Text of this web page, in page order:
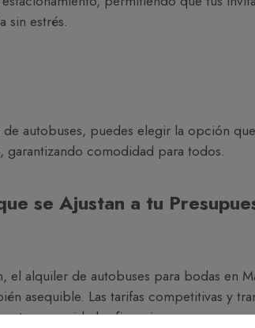
sin estrés.
autobuses, puedes elegir la opción
garantizando comodidad para todos.
se Ajustan a tu
el alquiler de autobuses para bodas en
asequible. Las tarifas competitivas y
tus necesidades financieras.